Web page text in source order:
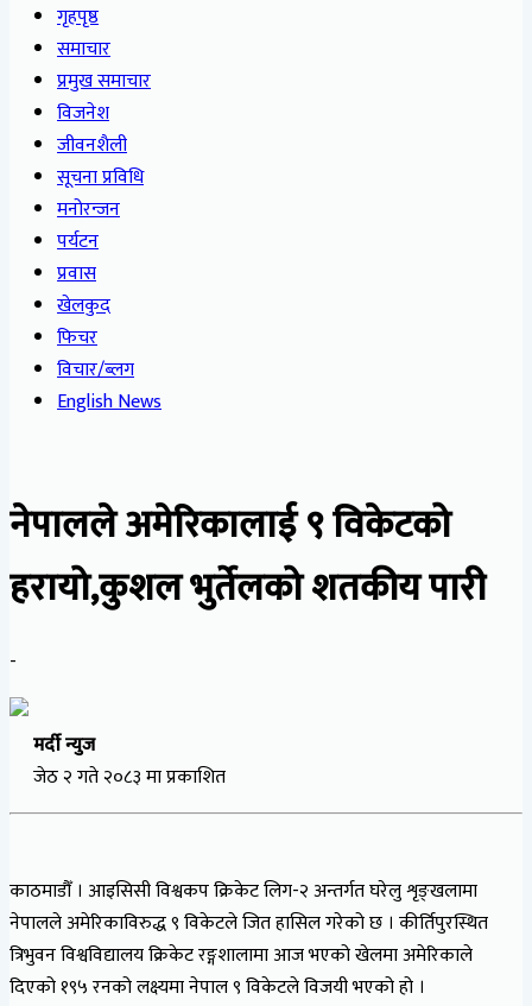
गृहपृष्ठ
समाचार
प्रमुख समाचार
विजनेश
जीवनशैली
सूचना प्रविधि
मनोरन्जन
पर्यटन
प्रवास
खेलकुद
फिचर
विचार/ब्लग
English News
नेपालले अमेरिकालाई ९ विकेटको
हरायो,कुशल भुर्तेलको शतकीय पारी
-
मर्दी न्युज
जेठ २ गते २०८३ मा प्रकाशित
काठमाडौँ । आइसिसी विश्वकप क्रिकेट लिग-२ अन्तर्गत घरेलु शृङ्खलामा
नेपालले अमेरिकाविरुद्ध ९ विकेटले जित हासिल गरेको छ । कीर्तिपुरस्थित
त्रिभुवन विश्वविद्यालय क्रिकेट रङ्गशालामा आज भएको खेलमा अमेरिकाले
दिएको १९५ रनको लक्ष्यमा नेपाल ९ विकेटले विजयी भएको हो ।